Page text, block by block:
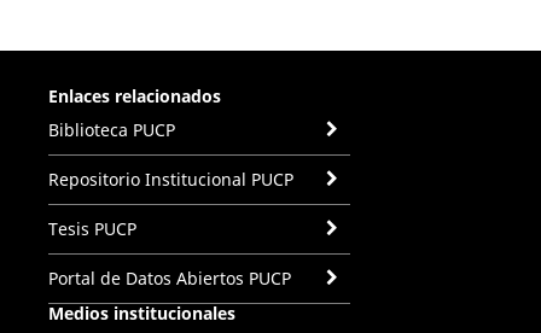
Enlaces relacionados
Biblioteca PUCP
Repositorio Institucional PUCP
Tesis PUCP
Portal de Datos Abiertos PUCP
Medios institucionales